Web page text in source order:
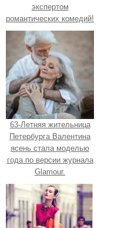
экспертом
романтических комедий!
63-Летняя жительница
Петербурга Валентина
ясень стала моделью
года по версии журнала
Glamour.